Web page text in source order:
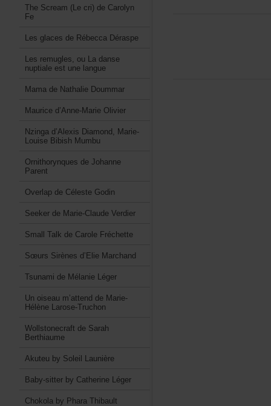
TheScream(Lecri)deCarolyn
Fe
LesglacesdeRébeccaDéraspe
Lesremugles,ouLadanse
nuptialeestunelangue
MamadeNathalieDoummar
Mauriced’Anne-MarieOlivier
Nzingad’AlexisDiamond,Marie-
LouiseBibishMumbu
OrnithorynquesdeJohanne
Parent
OverlapdeCélesteGodin
SeekerdeMarie-ClaudeVerdier
SmallTalkdeCaroleFréchette
SœursSirènesd’ElieMarchand
TsunamideMélanieLéger
Unoiseaum’attenddeMarie-
HélèneLarose-Truchon
WollstonecraftdeSarah
Berthiaume
AkuteubySoleilLaunière
Baby-sitterbyCatherineLéger
ChokolabyPharaThibault